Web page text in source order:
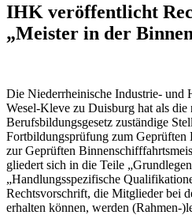
IHK veröffentlicht
„Meister in der
Die Niederrheinische Industrie- und
Wesel-Kleve zu Duisburg hat als die
Berufsbildungsgesetz zuständige
Fortbildungsprüfung zum Geprüften
zur Geprüften
gliedert sich in die Teile
„Handlungsspezifische
Rechtsvorschrift, die Mitglieder bei
erhalten können, werden (Rahmen-